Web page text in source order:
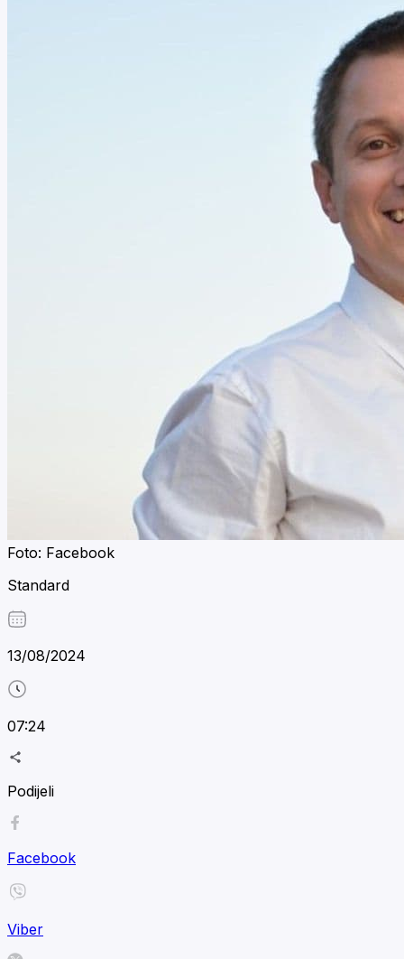
Foto: Facebook
Standard
13/08/2024
07:24
Podijeli
Facebook
Viber